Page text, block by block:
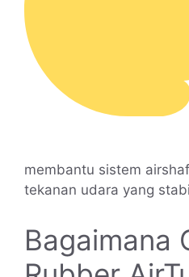
membantu sistem
tekanan udara yang
Bagaimana